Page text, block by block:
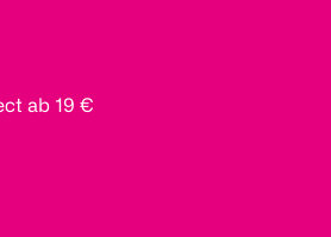
ab 19 €